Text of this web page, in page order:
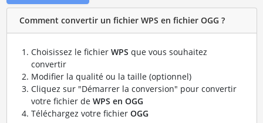
Comment convertir un fichier WPS en fichier OGG ?
Choisissez le fichier WPS que vous souhaitez
convertir
Modifier la qualité ou la taille (optionnel)
Cliquez sur "Démarrer la conversion" pour convertir
votre fichier de WPS en OGG
Téléchargez votre fichier OGG